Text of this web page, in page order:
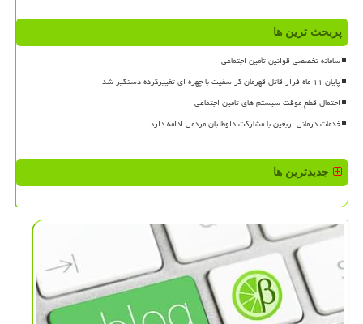
پربحث ترین ها
سامانه تخصصی قوانین تأمین اجتماعی
پایان ۱۱ ماه فرار قاتل قهرمان کراسفیت با چهره ای تغییرکرده دستگیر شد
احتمال قطع موقت سیستم های تامین اجتماعی
خدمات درمانی اربعین با مشارکت داوطلبان مردمی ادامه دارد
جدیدترین ها